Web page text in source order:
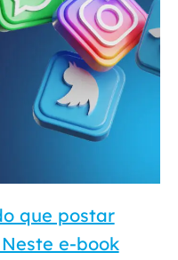
que postar
e-book